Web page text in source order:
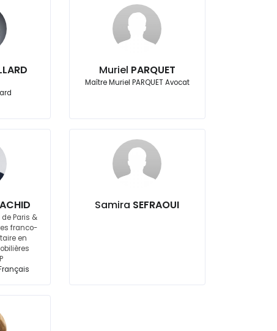
Muriel PARQUET
Maître Muriel PARQUET Avocat
Paris &
franco-
en
Samira SEFRAOUI